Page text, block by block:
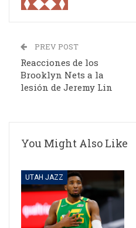
PREV POST
Reacciones de los
Brooklyn Nets a la
lesión de Jeremy Lin
You Might Also Like
UTAH JAZZ